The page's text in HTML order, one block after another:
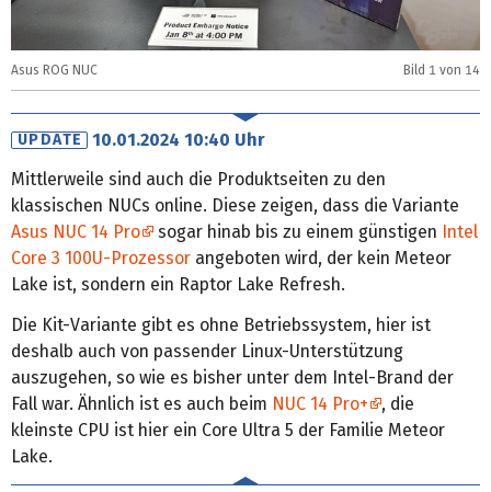
Asus ROG NUC Bild 1 von 14
UPDATE
10.01.2024 10:40 Uhr
Mittlerweile sind auch die Produktseiten zu den
klassischen NUCs online. Diese zeigen, dass die Variante
Asus NUC 14 Pro
sogar hinab bis zu einem günstigen Intel
Core 3 100U-Prozessor angeboten wird, der kein Meteor
Lake ist, sondern ein Raptor Lake Refresh.
Die Kit-Variante gibt es ohne Betriebssystem, hier ist
deshalb auch von passender Linux-Unterstützung
auszugehen, so wie es bisher unter dem Intel-Brand der
Fall war. Ähnlich ist es auch beim NUC 14 Pro+
, die
kleinste CPU ist hier ein Core Ultra 5 der Familie Meteor
Lake.